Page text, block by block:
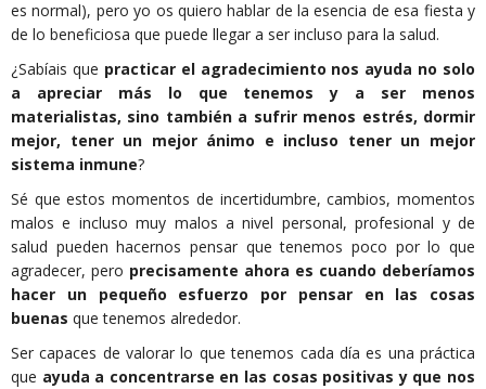
es normal), pero yo os quiero hablar de la esencia de esa fiesta y
de lo beneficiosa que puede llegar a ser incluso para la salud.
¿Sabíais que practicar el agradecimiento nos ayuda no solo
a apreciar más lo que tenemos y a ser menos
materialistas, sino también a sufrir menos estrés, dormir
mejor, tener un mejor ánimo e incluso tener un mejor
sistema inmune?
Sé que estos momentos de incertidumbre, cambios, momentos
malos e incluso muy malos a nivel personal, profesional y de
salud pueden hacernos pensar que tenemos poco por lo que
agradecer, pero precisamente ahora es cuando deberíamos
hacer un pequeño esfuerzo por pensar en las cosas
buenas que tenemos alrededor.
Ser capaces de valorar lo que tenemos cada día es una práctica
que ayuda a concentrarse en las cosas positivas y que nos